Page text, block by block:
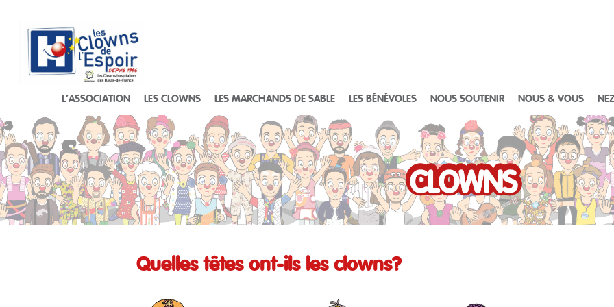
L’ASSOCIATION LES CLOWNS LES MARCHANDS DE SABLE LES BÉNÉVOLES NOUS SOUTENIR NOUS & VOUS
Quelles têtes ont-ils les clowns?